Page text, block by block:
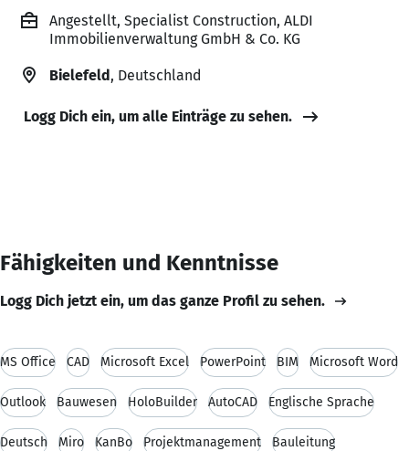
Angestellt, Specialist Construction, ALDI
Immobilienverwaltung GmbH & Co. KG
Bielefeld, Deutschland
Logg Dich ein, um alle Einträge zu sehen.
Fähigkeiten und Kenntnisse
Logg Dich jetzt ein, um das ganze Profil zu sehen.
MS Office CAD Microsoft Excel PowerPoint BIM Microsoft Word
Outlook Bauwesen HoloBuilder AutoCAD Englische Sprache
Deutsch Miro KanBo Projektmanagement Bauleitung